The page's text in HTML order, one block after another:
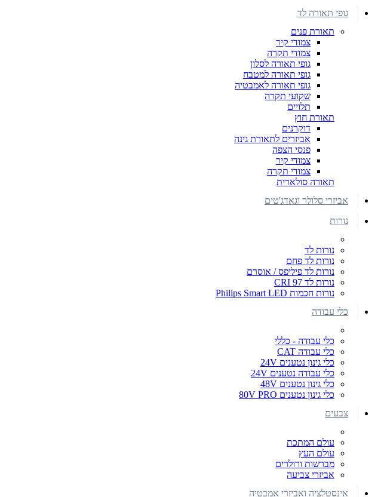
גופי תאורה לד
תאורת פנים
צמודי קיר
צמודי תקרה
גופי תאורה לסלון
גופי תאורה למטבח
גופי תאורה לאמבטיה
שקועי תקרה
תלויים
תאורת חוץ
דוקרנים
אביזרים לתאורת גינה
פנסי הצפה
צמודי קיר
צמודי תקרה
תאורה סולארית
אביזרי סלולר וגאדג'טים
נורות
נורות לד
נורות לד פחם
נורות לד פיליפס / אוסרם
נורות לד CRI 97
נורות חכמות Philips Smart LED
כלי עבודה
כלי עבודה - כללי
כלי עבודה CAT
כלי גינון נטענים 24V
כלי עבודה נטענים 24V
כלי גינון נטענים 48V
כלי גינון נטענים 80V PRO
צבעים
עולם המתכת
עולם העץ
מברשות ורולרים
אביזרי צביעה
אינסטלציה ואביזרי אמבטיה